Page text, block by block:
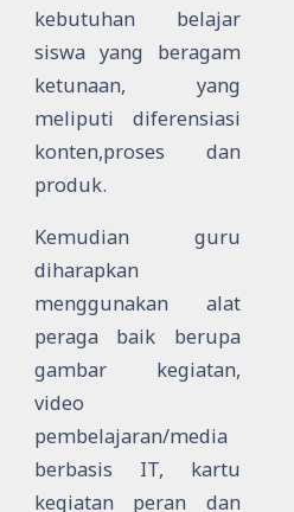
kebutuhan belajar
siswa yang beragam
ketunaan, yang
meliputi diferensiasi
konten,proses dan
produk.
Kemudian guru
diharapkan
menggunakan alat
peraga baik berupa
gambar kegiatan,
video
pembelajaran/media
berbasis IT, kartu
kegiatan peran dan